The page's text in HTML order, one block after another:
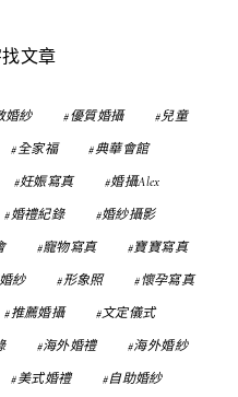
文章
婚紗 優質婚攝 兒童
全家福 典華會館
妊娠寫真 婚攝Alex
婚禮紀錄 婚紗攝影
寵物寫真 寶寶寫真
紗 形象照 懷孕寫真
推薦婚攝 文定儀式
海外婚禮 海外婚紗
美式婚禮 自助婚紗